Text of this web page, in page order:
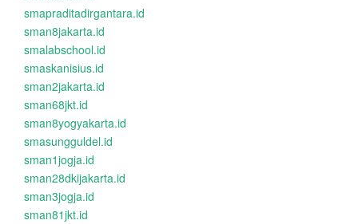
smapraditadirgantara.id
sman8jakarta.id
smalabschool.id
smaskanisius.id
sman2jakarta.id
sman68jkt.id
sman8yogyakarta.id
smasungguldel.id
sman1jogja.id
sman28dkijakarta.id
sman3jogja.id
sman81jkt.id